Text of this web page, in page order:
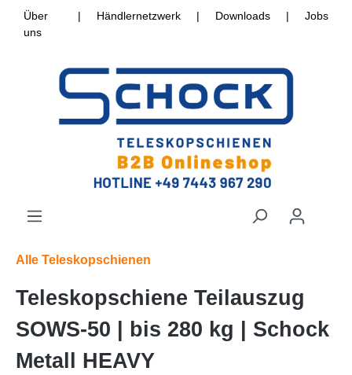
Über
uns
| Händlernetzwerk | Downloads | Jobs
Alle Teleskopschienen
Teleskopschiene Teilauszug
SOWS-50 | bis 280 kg | Schock
Metall HEAVY